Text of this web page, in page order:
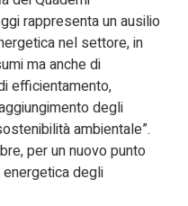
rappresenta un ausilio
nel settore, in
ma anche di
efficientamento,
degli
ambientale”.
per un nuovo punto
degli